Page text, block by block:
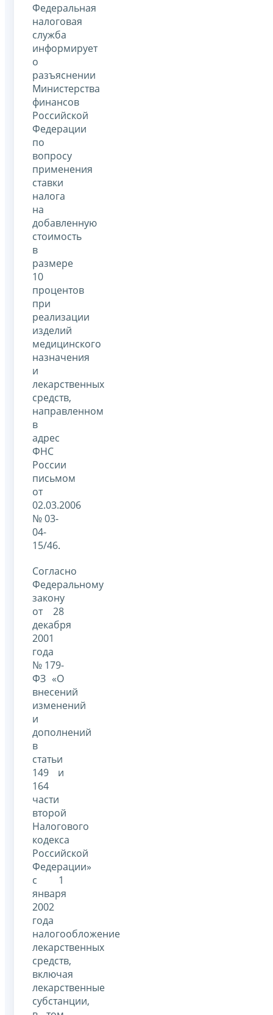
Федеральная
налоговая
служба
информирует
о
разъяснении
Министерства
финансов
Российской
Федерации
по
вопросу
применения
ставки
налога
на
добавленную
стоимость
в
размере
10
процентов
при
реализации
изделий
медицинского
назначения
и
лекарственных
средств,
направленном
в
адрес
ФНС
России
письмом
от
02.03.2006
№ 03-
04-
15/46.
Согласно
Федеральному
закону
от 28
декабря
2001
года
№ 179-
ФЗ «О
внесений
изменений
и
дополнений
в
статьи
149 и
164
части
второй
Налогового
кодекса
Российской
Федерации»
с 1
января
2002
года
налогообложение
лекарственных
средств,
включая
лекарственные
субстанции,